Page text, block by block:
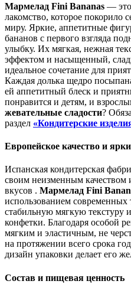
Мармелад Fini Bananas — это
лакомство, которое покорило
миру. Яркие, аппетитные
бананов с первого взгляда
улыбку. Их мягкая, нежная
эффектом и насыщенный,
идеальное сочетание для
Каждая долька щедро
ей аппетитный блеск и
понравится и детям, и
жевательные сладости?
раздел «Кондитерские
Европейское качество и
Испанская кондитерская
своим неизменным качеством
вкусов . Мармелад Fini
использованием современных
стабильную мягкую
конфетки. Благодаря особой
мягким и эластичным, не
на протяжении всего срока
дизайн упаковки делает его
Состав и пищевая ценность